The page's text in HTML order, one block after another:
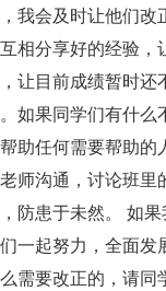
我会及时让他们改
相分享好的经验，
让目前成绩暂时还
如果同学们有什么
助任何需要帮助的
师沟通，讨论班里
防患于未然。 如
一起努力，全面发
需要改正的，请同